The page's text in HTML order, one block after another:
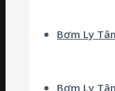
Bơm Ly
Bơm Ly